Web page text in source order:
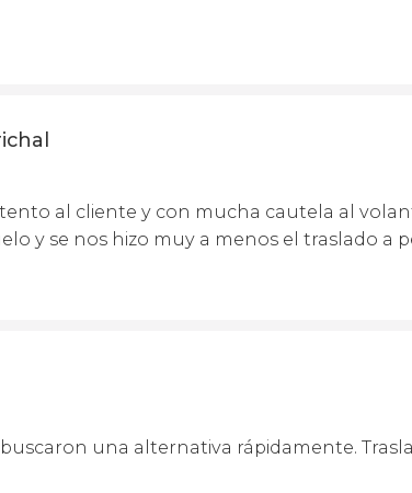
al cliente y con mucha cautela al
y se nos hizo muy a menos el traslado a
una alternativa rápidamente.